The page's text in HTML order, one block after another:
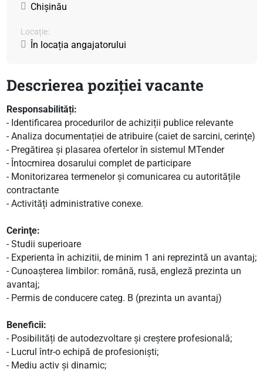
Chișinău
Locație:
În locația angajatorului
Descrierea poziției vacante
Responsabilități:
- Identificarea procedurilor de achiziții publice relevante
- Analiza documentației de atribuire (caiet de sarcini, cerinţe)
- Pregătirea şi plasarea ofertelor în sistemul MTender
- Întocmirea dosarului complet de participare
- Monitorizarea termenelor și comunicarea cu autoritățile
contractante
- Activități administrative conexe.
Cerinţe:
- Studii superioare
- Experienta în achizitii, de minim 1 ani reprezintă un avantaj;
- Cunoașterea limbilor: română, rusă, engleză prezinta un
avantaj;
- Permis de conducere categ. B (prezinta un avantaj)
Beneficii:
- Posibilități de autodezvoltare și creștere profesională;
- Lucrul într-o echipă de profesionişti;
- Mediu activ şi dinamic;